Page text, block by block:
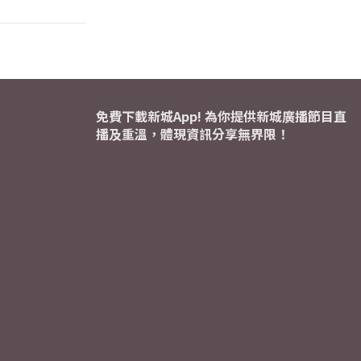
免費下載新城App! 為你提供新城廣播節目直
播及重溫，體現資訊分享無界限！